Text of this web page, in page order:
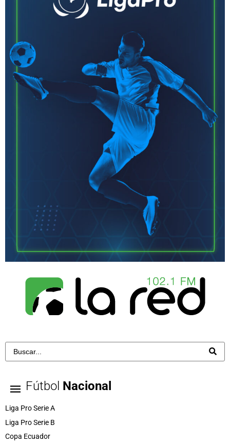
Fútbol Nacional
Liga Pro Serie A
Liga Pro Serie B
Copa Ecuador